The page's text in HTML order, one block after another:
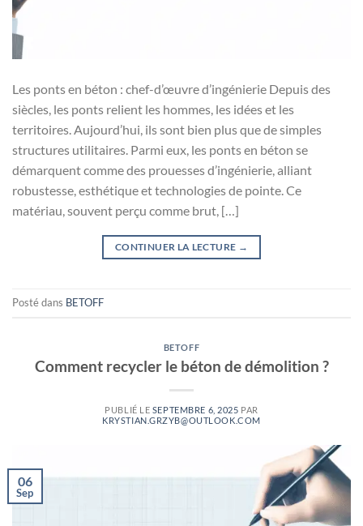
Les ponts en béton : chef-d’œuvre d’ingénierie Depuis des
siècles, les ponts relient les hommes, les idées et les
territoires. Aujourd’hui, ils sont bien plus que de simples
structures utilitaires. Parmi eux, les ponts en béton se
démarquent comme des prouesses d’ingénierie, alliant
robustesse, esthétique et technologies de pointe. Ce
matériau, souvent perçu comme brut, […]
CONTINUER LA LECTURE →
Posté dans BETOFF
BETOFF
Comment recycler le béton de démolition ?
PUBLIÉ LE SEPTEMBRE 6, 2025 PAR
KRYSTIAN.GRZYB@OUTLOOK.COM
06
Sep